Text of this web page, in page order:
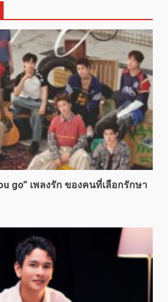
go” เพลงรัก ของคนที่เลือกรักษา